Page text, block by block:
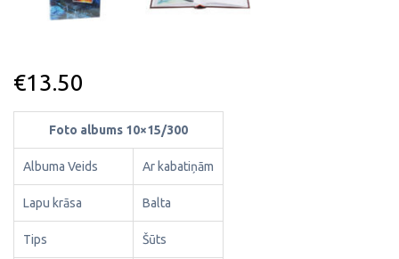
€13.50
Foto albums 10×15/300
Albuma Veids Ar kabatiņām
Lapu krāsa Balta
Tips Šūts